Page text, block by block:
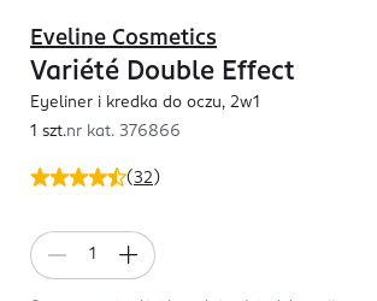
(32 )
Eveline Cosmetics
Variété Double Effect
Eyeliner i kredka do oczu, 2w1
1 szt.nr kat. 376866